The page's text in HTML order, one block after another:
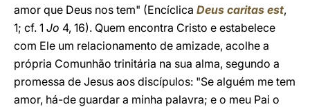
amor que Deus nos tem" (Encíclica Deus caritas est,
1; cf. 1 Jo 4, 16). Quem encontra Cristo e estabelece
com Ele um relacionamento de amizade, acolhe a
própria Comunhão trinitária na sua alma, segundo a
promessa de Jesus aos discípulos: "Se alguém me tem
amor, há-de guardar a minha palavra; e o meu Pai o